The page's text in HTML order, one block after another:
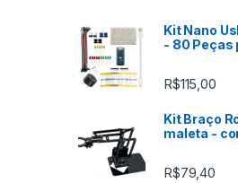
Kit Nano
- 80 Peças
R$115,00
Kit Braço
maleta -
R$79,40